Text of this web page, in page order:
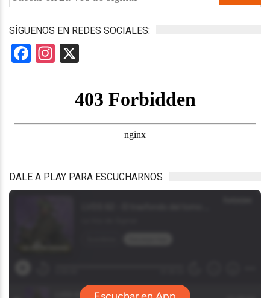
SÍGUENOS EN REDES SOCIALES:
Facebook
Instagram
DALE A PLAY PARA ESCUCHARNOS